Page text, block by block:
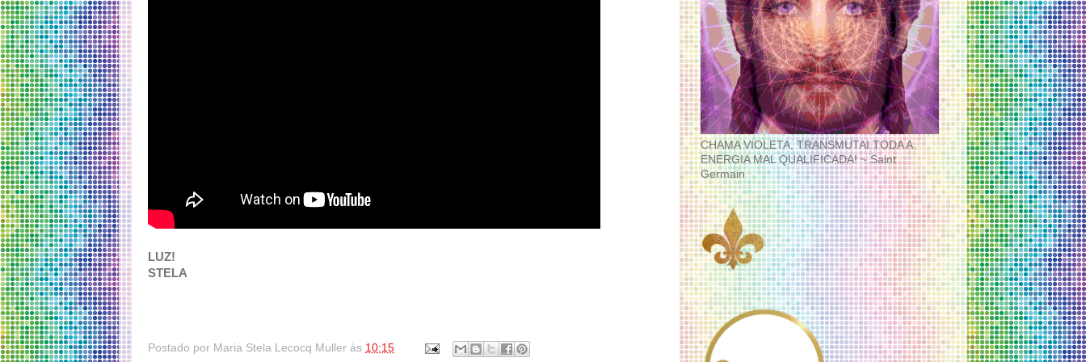
LUZ!
STELA
Postado por Maria Stela Lecocq Muller às 10:15
CHAMA VIOLETA, TRANSMUTAI TODA A
ENERGIA MAL QUALIFICADA! ~ Saint
Germain